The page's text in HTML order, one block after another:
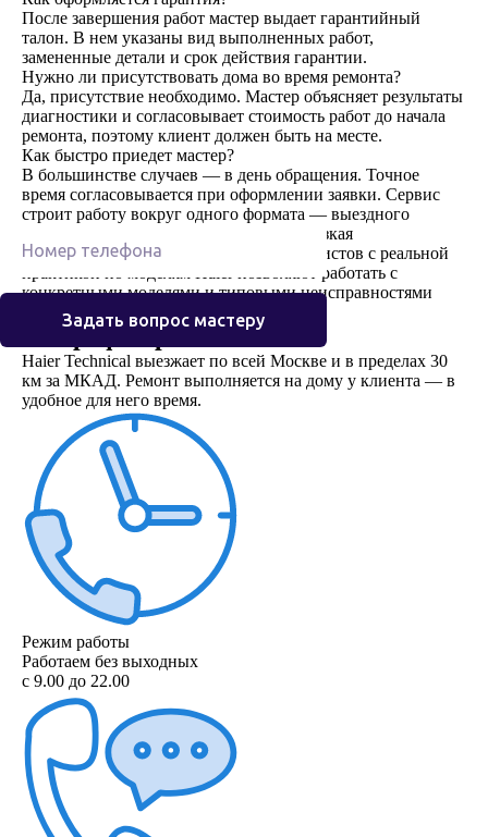
+7 (495) 146-83-45
Остались вопросы?
Задать вопрос мастеру
Наши специалисты готовы предоставить
консультации по любым вопросам,
связанным с техникой Haier. Оставьте
телефон и мы перезвоним вам в ближайшее
Единый номер сервисного центра Haier
работает с 9.00 до 22.00
После завершения работ мастер выдает гарантийный
талон. В нем указаны вид выполненных работ,
замененные детали и срок действия гарантии.
Нужно ли присутствовать дома во время ремонта?
Да, присутствие необходимо. Мастер объясняет результаты
диагностики и согласовывает стоимость работ до начала
ремонта, поэтому клиент должен быть на месте.
Как быстро приедет мастер?
В большинстве случаев — в день обращения. Точное
время согласовывается при оформлении заявки. Сервис
строит работу вокруг одного формата — выездного
ремонта техники конкретного бренда. Узкая
специализация и команда из 40 специалистов с реальной
практикой по моделям Haier позволяют работать с
конкретными моделями и типовыми неисправностями
техники Haier.
География работы
Haier Technical выезжает по всей Москве и в пределах 30
км за МКАД. Ремонт выполняется на дому у клиента — в
удобное для него время.
Режим работы
Работаем без выходных
с 9.00 до 22.00